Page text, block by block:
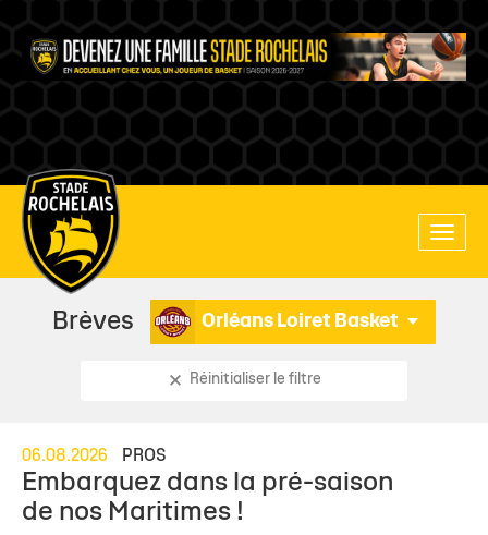
Main
site
navigation
Toggle
Brèves Orléans Loiret Basket
Réinitialiser le filtre
06.08.2026 PROS
Embarquez dans la pré-saison
de nos Maritimes !